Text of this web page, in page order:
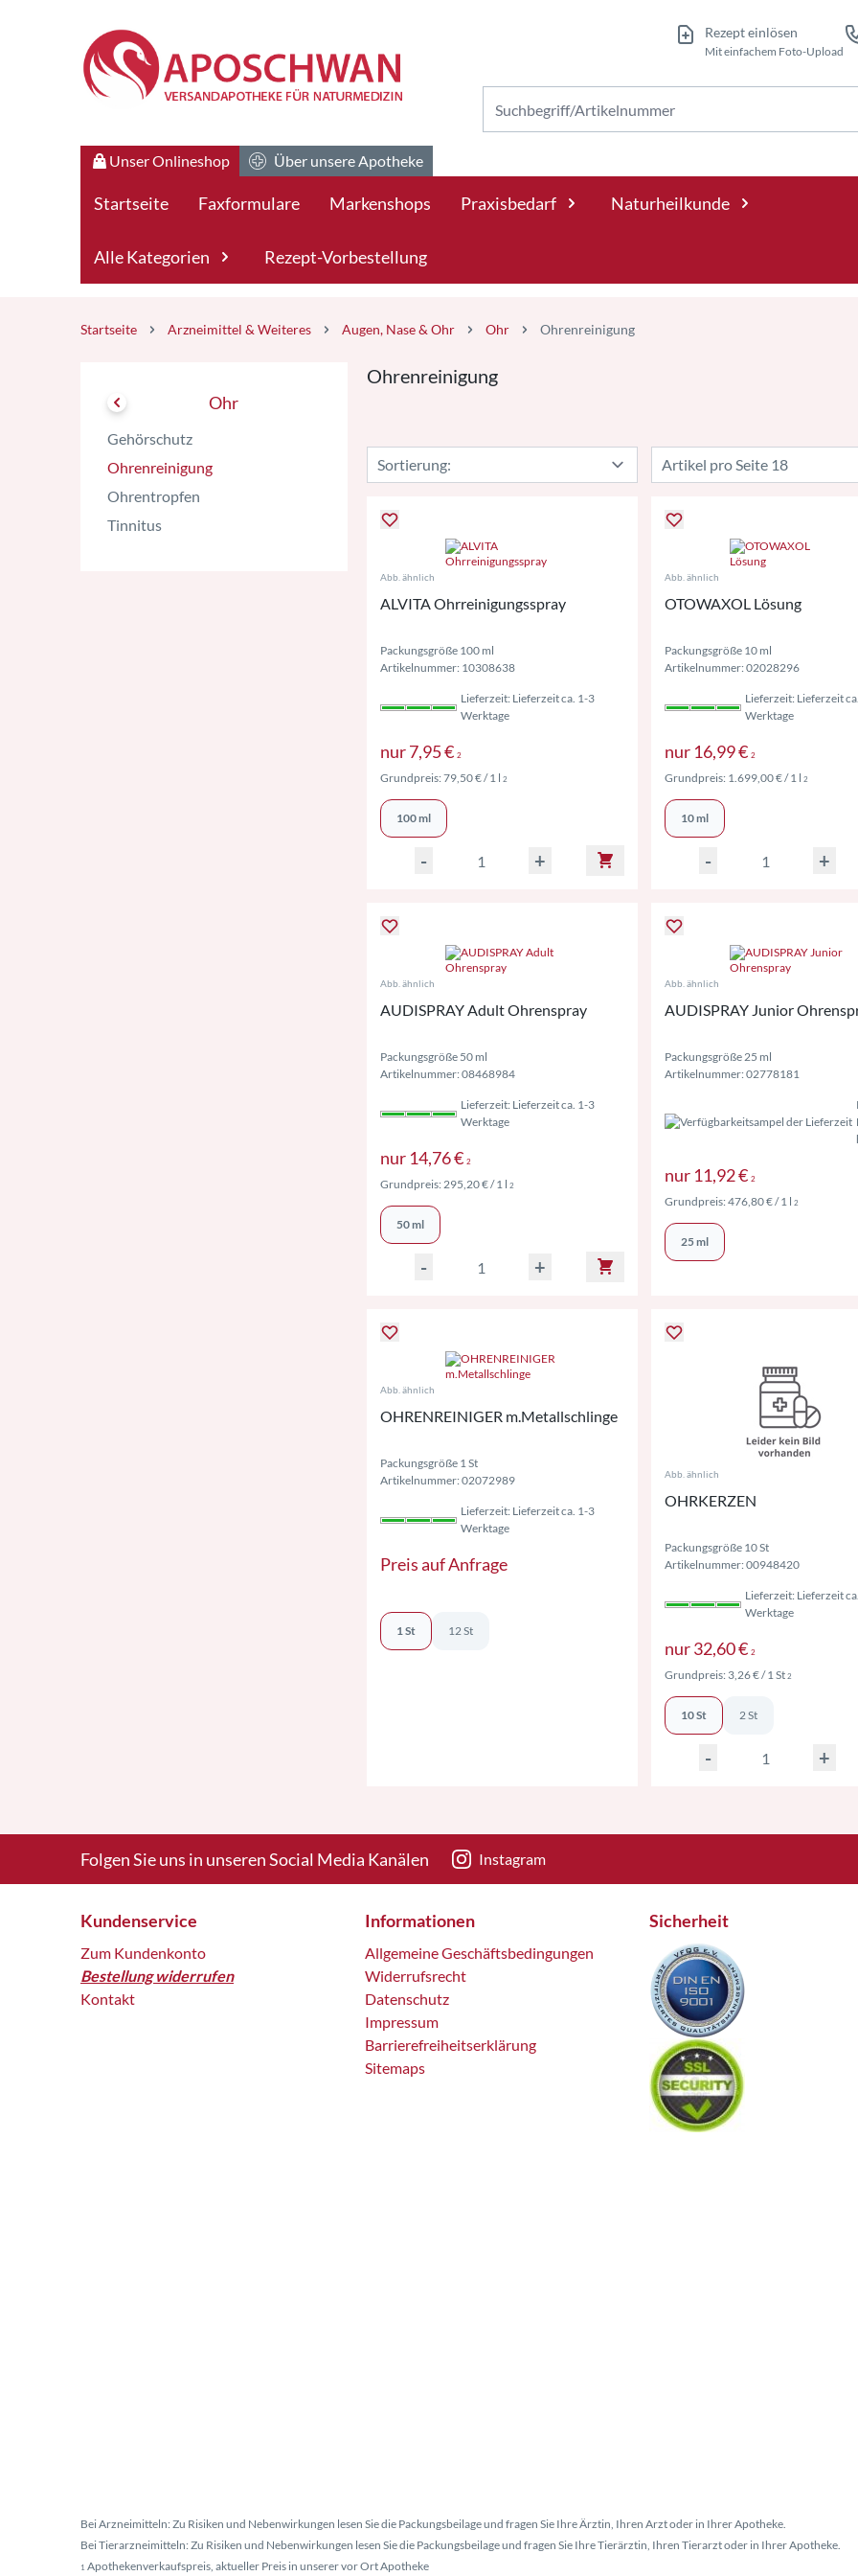
Rezept einlösen
Mit einfachem Foto-Upload
Unser Onlineshop Über unsere Apotheke
Startseite Faxformulare Markenshops Praxisbedarf Naturheilkunde
Alle Kategorien Rezept-Vorbestellung
Startseite Arzneimittel & Weiteres Augen, Nase & Ohr Ohr Ohrenreinigung
Ohr
Gehörschutz
Ohrenreinigung
Ohrentropfen
Tinnitus
Ohrenreinigung
Abb. ähnlich
ALVITA Ohrreinigungsspray
Packungsgröße 100 ml
Artikelnummer: 10308638
Lieferzeit: Lieferzeit ca. 1-3
Werktage
nur7,95 € 2 Preise inkl. MwSt. ggf. zzgl. Versand
Grundpreis:79,50 €/ 1 l 2 Preise inkl. MwSt. ggf. zzgl. Versand
100 ml
- +
Abb. ähnlich
OTOWAXOL Lösung
Packungsgröße 10 ml
Artikelnummer: 02028296
Lieferzeit: Lieferzeit
Werktage
nur 16,99 € 2 Preise inkl.
Grundpreis: 1.699,00 €/ 1 l 2 Preise
10 ml
- +
Abb. ähnlich
AUDISPRAY Adult Ohrenspray
Packungsgröße 50 ml
Artikelnummer: 08468984
Lieferzeit: Lieferzeit ca. 1-3
Werktage
nur 14,76 € 2
Grundpreis:295,20 €/ 1 l 2 Preise inkl. MwSt. ggf. zzgl. Versand
50 ml
- +
Abb. ähnlich
AUDISPRAY Junior
Packungsgröße 25 ml
Artikelnummer: 02778181
nur 11,92 € 2 Preise inkl.
Grundpreis:476,80 €/ 1 l 2
25 ml
Abb. ähnlich
OHRENREINIGER m.Metallschlinge
Packungsgröße 1 St
Artikelnummer: 02072989
Lieferzeit: Lieferzeit ca. 1-3
Werktage
Preis auf Anfrage
1 St 12 St
Abb. ähnlich
OHRKERZEN
Packungsgröße 10 St
Artikelnummer: 00948420
Lieferzeit: Lieferzeit
Werktage
nur32,60 € 2
Grundpreis: 3,26 €/ 1 St 2
10 St 2 St
- +
Folgen Sie uns in unseren Social Media Kanälen Instagram
Kundenservice
Zum Kundenkonto
Bestellung widerrufen
Kontakt
Informationen
Allgemeine Geschäftsbedingungen
Widerrufsrecht
Datenschutz
Impressum
Barrierefreiheitserklärung
Sitemaps
Sicherheit
Bei Arzneimitteln: Zu Risiken und Nebenwirkungen lesen Sie die Packungsbeilage und fragen Sie Ihre Ärztin, Ihren Arzt oder in Ihrer Apotheke.
Bei Tierarzneimitteln: Zu Risiken und Nebenwirkungen lesen Sie die Packungsbeilage und fragen Sie Ihre Tierärztin, Ihren Tierarzt oder in Ihrer Apotheke.
1 Apothekenverkaufspreis, aktueller Preis in unserer vor Ort Apotheke